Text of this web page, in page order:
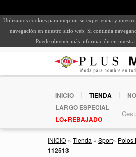
Utilizamos cookies para mejorar su experiencia y
navegación en nuestro sitio web. Si continúa
Puede obtener más información en nuestra
INICIO TIENDA
LARGO ESPECIAL
LO+REBAJADO
INICIO » Tienda » Sport» Polos
112513